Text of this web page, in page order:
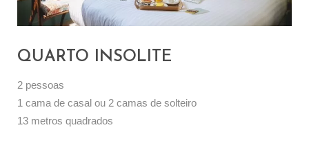
QUARTO INSOLITE
2 pessoas
1 cama de casal ou 2 camas de solteiro
13 metros quadrados